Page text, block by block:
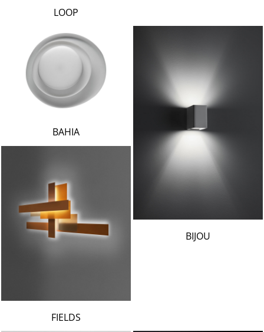
LOOP
BIJOU
BAHIA
FIELDS